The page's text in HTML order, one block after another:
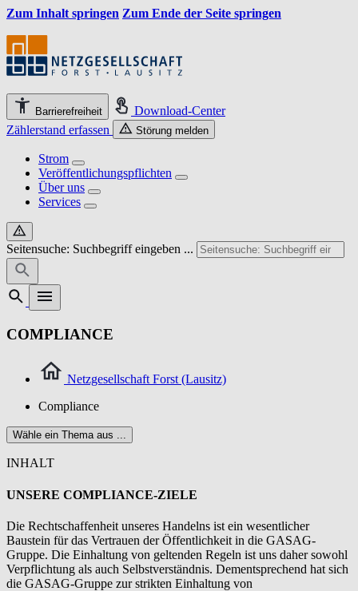
Zum Inhalt springen Zum Ende der Seite springen
Barrierefreiheit
Download-Center
Zählerstand erfassen
Störung melden
Strom
Veröffentlichungspflichten
Über uns
Services
Seitensuche: Suchbegriff eingeben ...
COMPLIANCE
Netzgesellschaft Forst (Lausitz)
Compliance
Wähle ein Thema aus ...
INHALT
UNSERE COMPLIANCE-ZIELE
Die Rechtschaffenheit unseres Handelns ist ein wesentlicher
Baustein für das Vertrauen der Öffentlichkeit in die GASAG-
Gruppe. Die Einhaltung von geltenden Regeln ist uns daher sowohl
Verpflichtung als auch Selbstverständnis. Dementsprechend hat sich
die GASAG-Gruppe zur strikten Einhaltung von